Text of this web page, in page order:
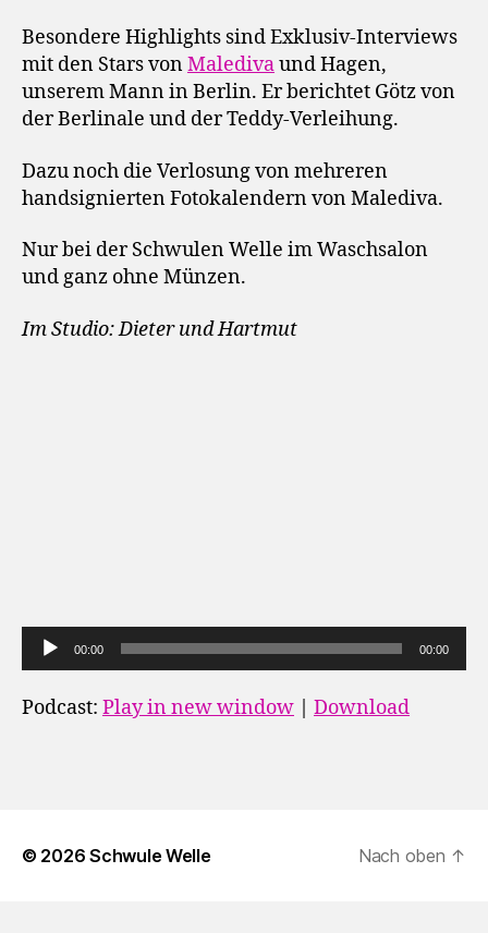
Besondere Highlights sind Exklusiv-Interviews
mit den Stars vonMaledivaund Hagen,
unserem Mann in Berlin. Er berichtet Götz von
der Berlinale und der Teddy-Verleihung.
Dazu noch die Verlosung von mehreren
handsignierten Fotokalendern von Malediva.
Nur bei der Schwulen Welle im Waschsalon
und ganz ohne Münzen.
Im Studio: Dieter und Hartmut
u
d
l
00:00 00:00
Podcast: Play in new window Download
© 2026Schwule Welle Nach oben ↑